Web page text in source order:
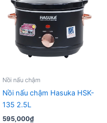
Nồi nấu chậm
Nồi nấu chậm Hasuka HSK-
135 2.5L
595,000₫